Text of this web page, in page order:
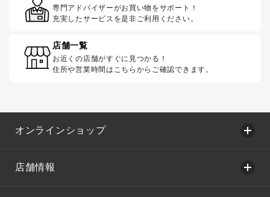
専門アドバイザーがお買い物をサポート！
充実したサービスを是非ご利用ください。
店舗一覧
お近くの店舗がすぐに見つかる！
住所や営業時間はこちらからご確認できます。
オンラインショップ
店舗情報